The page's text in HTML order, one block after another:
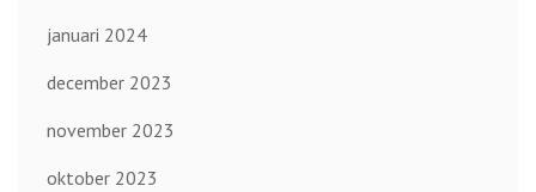
januari 2024
december 2023
november 2023
oktober 2023